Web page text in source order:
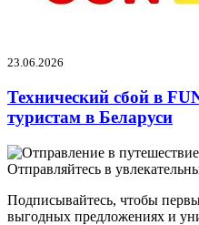
23.06.2026
Технический сбой в
туристам в Беларуси
Отправляйтесь в
Подписывайтесь, чтобы
выгодных предложениях и